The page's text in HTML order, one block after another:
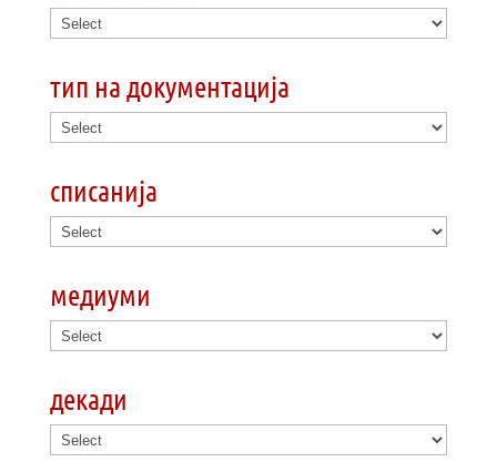
тип на документација
списанија
медиуми
декади